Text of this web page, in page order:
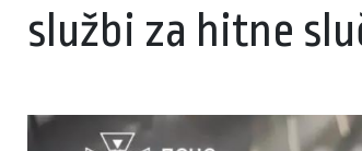
službi za hitne